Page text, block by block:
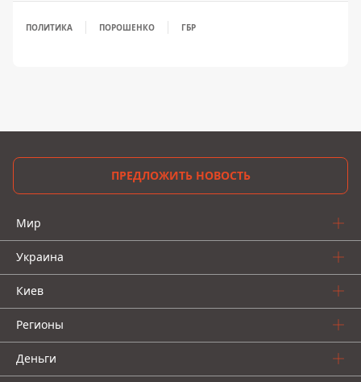
ПОЛИТИКА ПОРОШЕНКО ГБР
ПРЕДЛОЖИТЬ НОВОСТЬ
Мир
Украина
Киев
Регионы
Деньги